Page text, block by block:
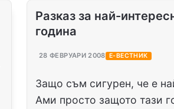
Разказ за най-
година
28 ФЕВРУАРИ 2008 Е-ВЕСТНИК
Защо съм сигурен, че е
Ами просто защото тази